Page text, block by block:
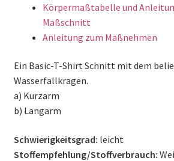
Körpermaßtabelle und
Maßschnitt
Anleitung zum Maßnehmen
Ein Basic-T-Shirt Schnitt mit dem
Wasserfallkragen.
a) Kurzarm
b) Langarm
Schwierigkeitsgrad: leicht
Stoffempfehlung/Stoffverbrauch: